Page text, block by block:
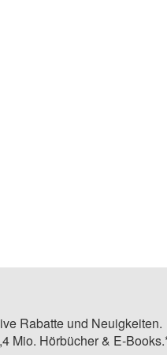
Rabatte und Neuigkeiten.
Mio. Hörbücher & E-